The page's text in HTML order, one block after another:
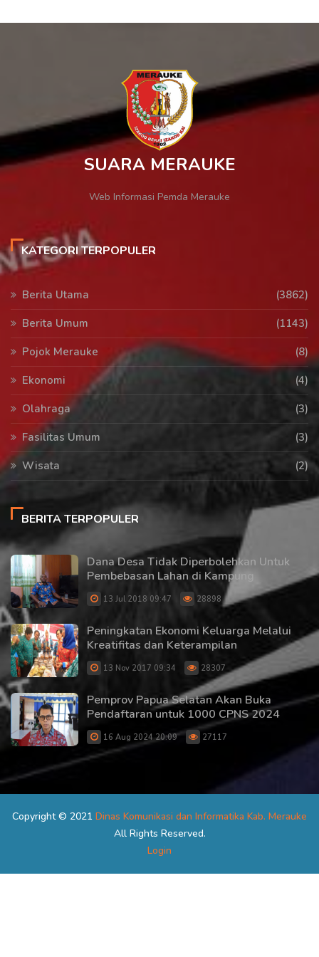
SUARA MERAUKE
Web Informasi Pemda Merauke
KATEGORI TERPOPULER
Berita Utama
(3862)
Berita Umum
(1143)
Pojok Merauke
(8)
Ekonomi
(4)
Olahraga
(3)
Fasilitas Umum
(3)
Wisata
(2)
BERITA TERPOPULER
Dana Desa Tidak Diperbolehkan Untuk
Pembebasan Lahan di Kampung
13 Jul 2018 09:47 28898
Peningkatan Ekonomi Keluarga Melalui
Kreatifitas dan Keterampilan
13 Nov 2017 09:34 28307
Pemprov Papua Selatan Akan Buka
Pendaftaran untuk 1000 CPNS 2024
16 Aug 2024 20:09 27117
Copyright © 2021 Dinas Komunikasi dan Informatika Kab. Merauke
All Rights Reserved.
Login